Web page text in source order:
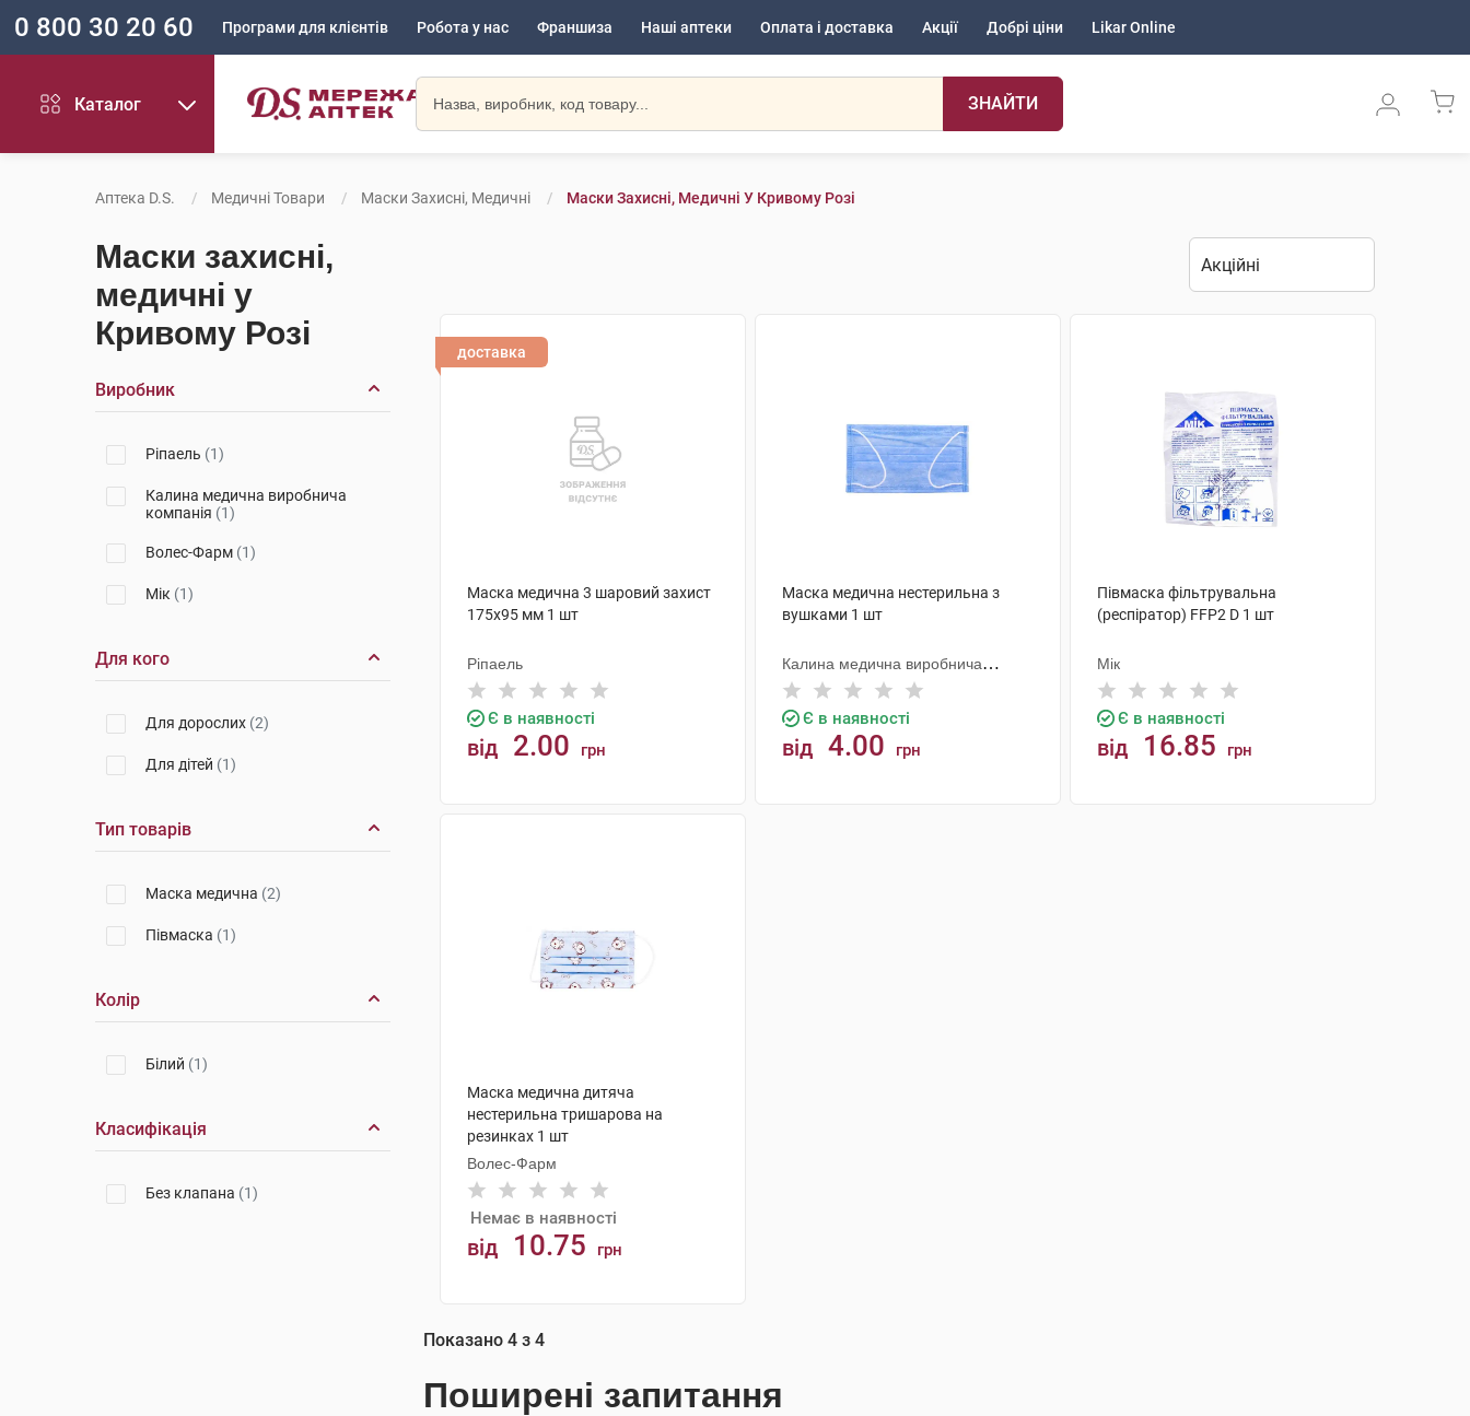
0 800 30 20 60 Програми для клієнтів Робота у нас Франшиза Наші аптеки Оплата і доставка Акції Добрі ціни Likar Online
Каталог ЗНАЙТИ
Аптека D.S. Медичні Товари Маски Захисні, Медичні Маски Захисні, Медичні У Кривому Розі
Маски захисні,
медичні у
Кривому Розі
Виробник
Ріпаель (1)
Калина медична виробнича
компанія (1)
Волес-Фарм (1)
Мік (1)
Для кого
Для дорослих (2)
Для дітей (1)
Тип товарів
Маска медична (2)
Півмаска (1)
Колір
Білий (1)
Класифікація
Без клапана (1)
доставка
Маска медична 3 шаровий захист
175х95 мм 1 шт
Ріпаель
Є в наявності
від 2.00 грн
Маска медична нестерильна з
вушками 1 шт
Калина медична виробнича
компанія
Є в наявності
від 4.00 грн
Півмаска фільтрувальна
(респіратор) FFP2 D 1 шт
Мік
Є в наявності
від 16.85 грн
Маска медична дитяча
нестерильна тришарова на
резинках 1 шт
Волес-Фарм
Немає в наявності
від 10.75 грн
Показано 4 з 4
Поширені запитання